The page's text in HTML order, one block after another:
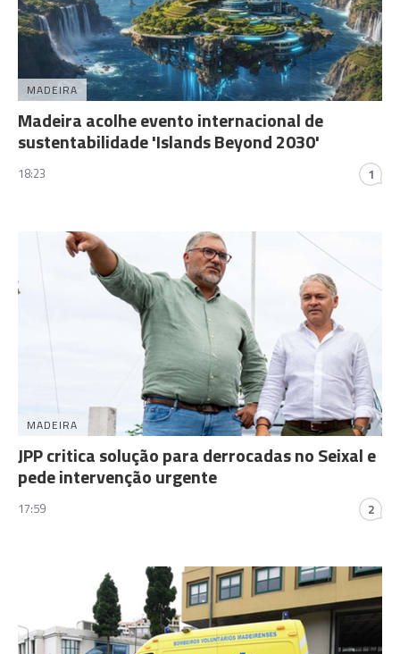
MADEIRA
Madeira acolhe evento internacional de
sustentabilidade 'Islands Beyond 2030'
18:23 1
MADEIRA
JPP critica solução para derrocadas no Seixal e
pede intervenção urgente
17:59 2